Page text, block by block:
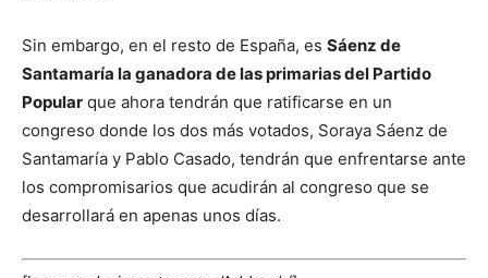
Sin embargo, en el resto de España, es Sáenz de
Santamaría la ganadora de las primarias del Partido
Popular que ahora tendrán que ratificarse en un
congreso donde los dos más votados, Soraya Sáenz de
Santamaría y Pablo Casado, tendrán que enfrentarse ante
los compromisarios que acudirán al congreso que se
desarrollará en apenas unos días.